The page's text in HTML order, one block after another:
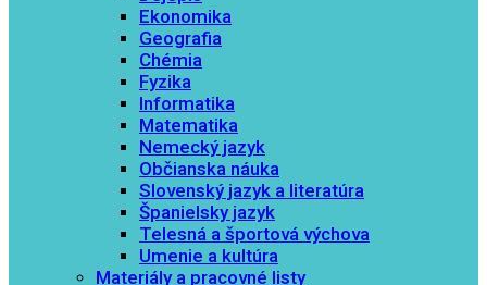
Ekonomika
Geografia
Chémia
Fyzika
Informatika
Matematika
Nemecký jazyk
Občianska náuka
Slovenský jazyk a literatúra
Španielsky jazyk
Telesná a športová výchova
Umenie a kultúra
Materiály a pracovné listy